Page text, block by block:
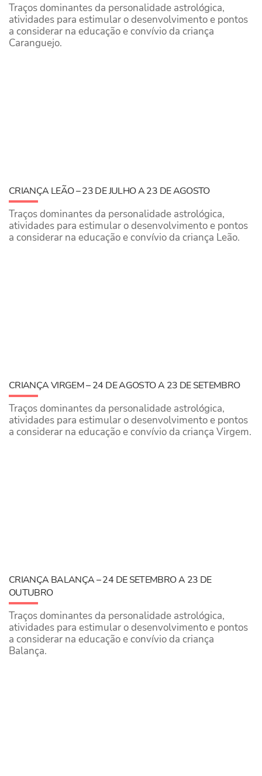
Traços dominantes da personalidade astrológica,
atividades para estimular o desenvolvimento e pontos
a considerar na educação e convívio da criança
Caranguejo.
CRIANÇA LEÃO – 23 DE JULHO A 23 DE AGOSTO
Traços dominantes da personalidade astrológica,
atividades para estimular o desenvolvimento e pontos
a considerar na educação e convívio da criança Leão.
CRIANÇA VIRGEM – 24 DE AGOSTO A 23 DE SETEMBRO
Traços dominantes da personalidade astrológica,
atividades para estimular o desenvolvimento e pontos
a considerar na educação e convívio da criança Virgem.
CRIANÇA BALANÇA – 24 DE SETEMBRO A 23 DE
OUTUBRO
Traços dominantes da personalidade astrológica,
atividades para estimular o desenvolvimento e pontos
a considerar na educação e convívio da criança
Balança.